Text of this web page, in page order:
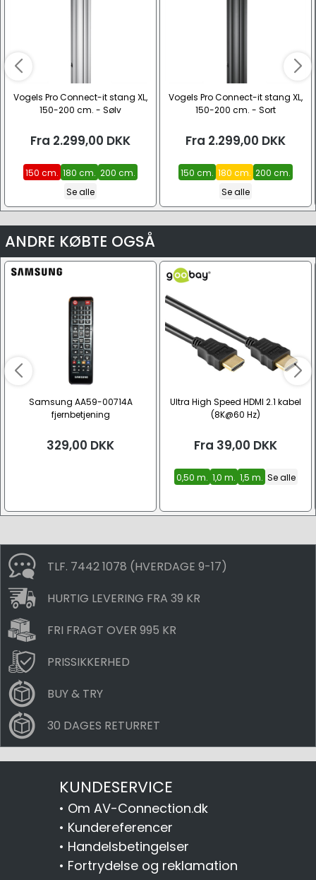
Vogels Pro Connect-it stang XL,
150-200 cm. - Sølv
Fra 2.299,00 DKK
150 cm. 180 cm. 200 cm.
Se alle
Vogels Pro Connect-it stang XL,
150-200 cm. - Sort
Fra 2.299,00 DKK
150 cm. 180 cm. 200 cm.
Se alle
ANDRE KØBTE OGSÅ
Samsung AA59-00714A
fjernbetjening
329,00 DKK
Ultra High Speed HDMI 2.1 kabel
(8K@60 Hz)
Fra 39,00 DKK
0,50 m. 1,0 m. 1,5 m. Se alle
TLF. 7442 1078 (HVERDAGE 9-17)
HURTIG LEVERING FRA 39 KR
FRI FRAGT OVER 995 KR
PRISSIKKERHED
BUY & TRY
30 DAGES RETURRET
KUNDESERVICE
• Om AV-Connection.dk
• Kundereferencer
• Handelsbetingelser
• Fortrydelse og reklamation